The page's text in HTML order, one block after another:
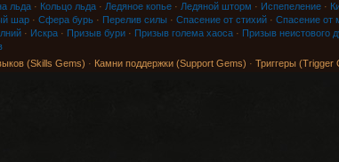
льда· Кольцо льда· Ледяное копье· Ледяной шторм · Испепеление·
шар· Сфера бурь· Перелив силы · Спасение от стихий· Спасение от
· Искра· Призыв бури· Призыв голема хаоса· Призыв неистового
(Skills Gems) · Камни поддержки (Support Gems) · Триггеры (Trigger